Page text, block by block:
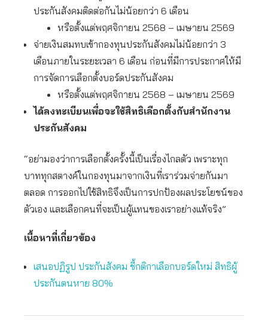
ประกันสังคมติดต่อกันไม่น้อยกว่า 6 เดือน
หรือตั้งแต่พฤศจิกายน 2568 – เมษายน 2569
จ่ายเงินสมทบเข้ากองทุนประกันสังคมไม่น้อยกว่า 3
เดือนภายในระยะเวลา 6 เดือน ก่อนที่มีการประกาศให้มี
การจัดการเลือกตั้งบอร์ดประกันสังคม
หรือตั้งแต่พฤศจิกายน 2568 – เมษายน 2569
ได้ลงทะเบียนเพื่อจะใช้สิทธิเลือกตั้งกับสำนักงาน
ประกันสังคม
“อย่ามองว่าการเลือกตั้งครั้งนี้เป็นเรื่องไกลตัว เพราะทุก
บาททุกสตางค์ในกองทุนมาจากเงินที่เราร่วมจ่ายกันมา
ตลอด การออกไปใช้สิทธิจึงเป็นการปกป้องผลประโยชน์ของ
ตัวเอง และเลือกคนที่จะเป็นผู้แทนของเราอย่างแท้จริง”
เนื้อหาที่เกี่ยวข้อง
เสนอปฏิรูป ประกันสังคม ชี้กติกาเลือกบอร์ดใหม่ สิทธิผู้
ประกันตนหาย 80%